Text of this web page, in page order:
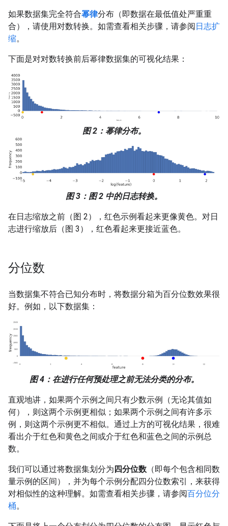
如果数据集完全符合幂律分布（即数据在最低值处严重重
合），请使用对数转换。如需查看相关步骤，请参阅 日志扩
缩。
下面是对对数转换前后幂律数据集的可视化结果：
图 2：幂律分布。
图 3：图 2 中的日志转换。
在日志缩放之前（图 2），红色示例看起来更像黄色。对日
志进行缩放后（图 3），红色看起来更接近蓝色。
分位数
当数据集不符合已知分布时，将数据分箱为百分位数效果很
好。例如，以下数据集：
图 4：在进行任何预处理之前无法分类的分布。
直观地讲，如果两个示例之间只有少数示例（无论其值如
何），则这两个示例更相似；如果两个示例之间有许多示
例，则这两个示例更不相似。通过上方的可视化结果，很难
看出介于红色和黄色之间或介于红色和蓝色之间的示例总
数。
我们可以通过将数据集划分为四分位数 （即每个包含相同数
量示例的区间），并为每个示例分配四分位数索引，来获得
对相似性的这种理解。如需查看相关步骤，请参阅百分位分
桶。